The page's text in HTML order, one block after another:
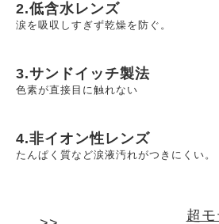
2.低含水レンズ
涙を吸収しすぎず乾燥を防ぐ。
3.サンドイッチ製法
色素が直接目に触れない
4.非イオン性レンズ
たんぱく質など涙液汚れがつきにくい。
超